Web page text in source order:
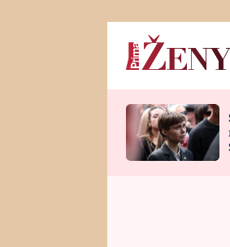
Horoskopy
HOROSKOP NA